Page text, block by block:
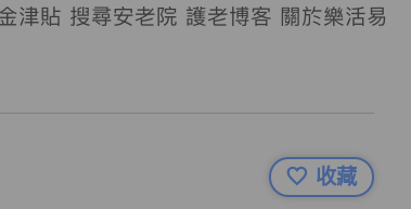
津貼 搜尋安老院 護老博客 關於樂活易
收藏